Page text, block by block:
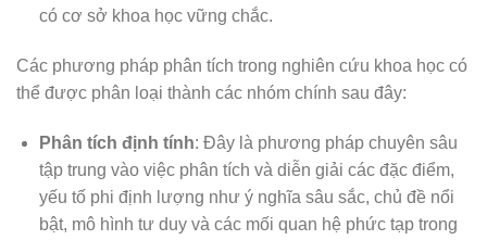
có cơ sở khoa học vững chắc.
Các phương pháp phân tích trong nghiên cứu khoa học có
thể được phân loại thành các nhóm chính sau đây:
Phân tích định tính: Đây là phương pháp chuyên sâu
tập trung vào việc phân tích và diễn giải các đặc điểm,
yếu tố phi định lượng như ý nghĩa sâu sắc, chủ đề nổi
bật, mô hình tư duy và các mối quan hệ phức tạp trong